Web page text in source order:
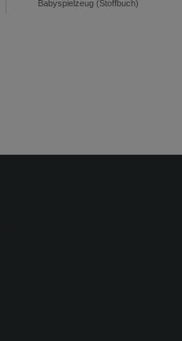
Babyspielzeug (Stoffbuch)